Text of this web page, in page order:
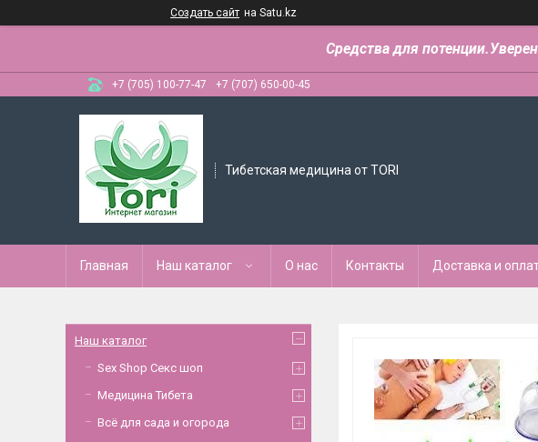
Создать сайт на Satu.kz
Средства для
+7 (705) 100-77-47 +7 (707) 650-00-45
Тибетская медицина от TORI
Главная Наш каталог О нас Контакты Доставка и
Наш каталог
Sex Shop Секс шоп
Медицина Тибета
Всё для сада и огорода